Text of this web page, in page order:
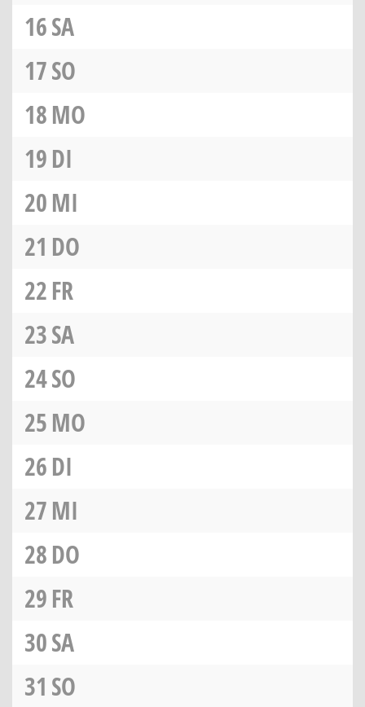
16SA
17SO
18MO
19DI
20MI
21 DO
22FR
23SA
24SO
25MO
26DI
27MI
28DO
29FR
30SA
31 SO